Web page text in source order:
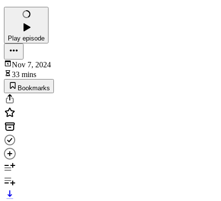
Play episode
Nov 7, 2024
33 mins
Bookmarks